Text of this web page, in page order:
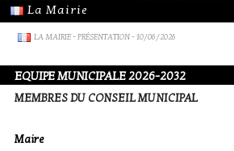
LA MAIRIE-PRÉSENTATION- 10/06/2026
EQUIPE MUNICIPALE 2026-2032
MEMBRES DU CONSEIL MUNICIPAL
Maire